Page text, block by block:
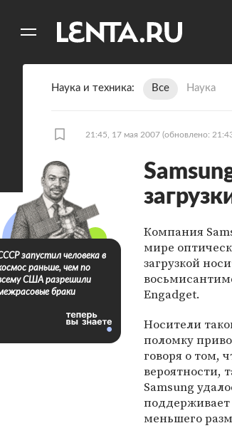
Наука и техника Все Наука
21:45, 17 мая 2007 (обновлено:
Компания
мире
загрузкой
Engadget.
Носители
поломку
говоря о том,
вероятности,
Samsung
меньшего
запустил человека в
раньше, чем по
США разрешили
браки